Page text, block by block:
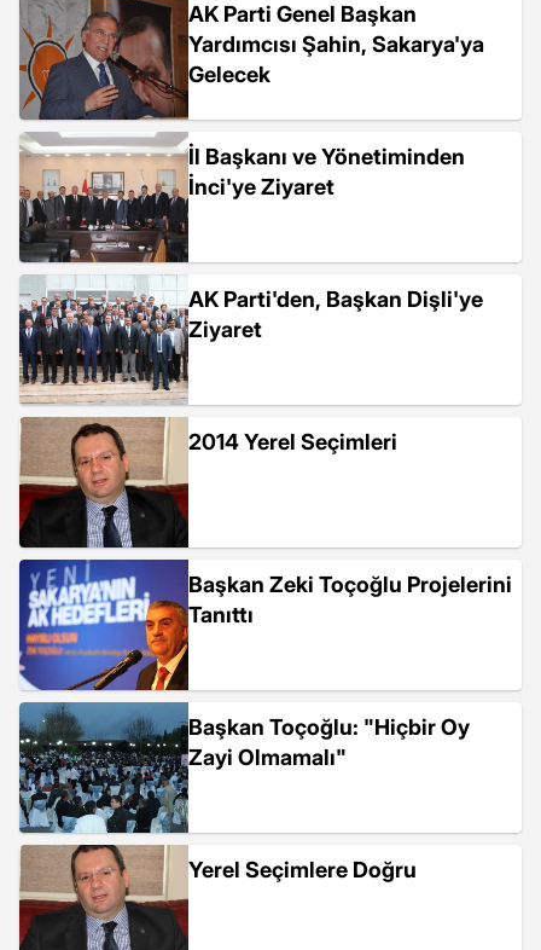
AK Parti Genel Başkan
Yardımcısı Şahin, Sakarya'ya
Gelecek
İl Başkanı ve Yönetiminden
İnci'ye Ziyaret
AK Parti'den, Başkan Dişli'ye
Ziyaret
2014 Yerel Seçimleri
Başkan Zeki Toçoğlu Projelerini
Tanıttı
Başkan Toçoğlu: "Hiçbir Oy
Zayi Olmamalı"
Yerel Seçimlere Doğru